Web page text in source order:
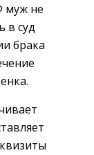
муж не
в суд
брака